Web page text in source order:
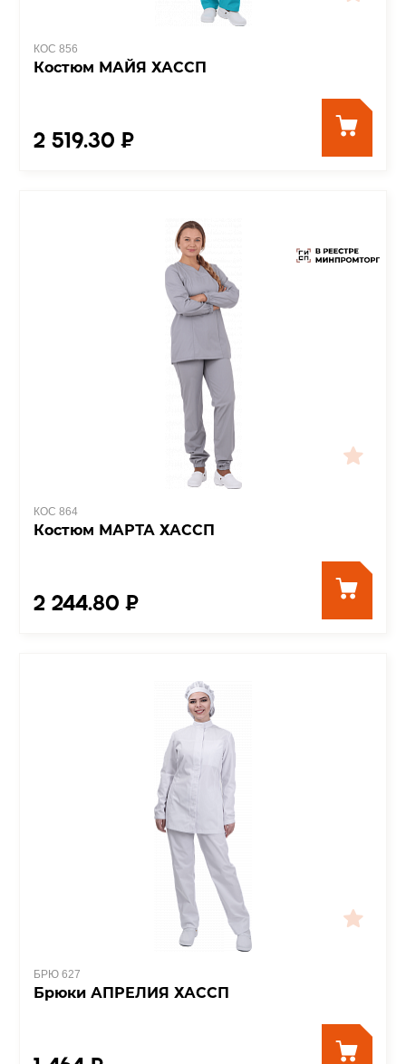
КОС 856
Костюм МАЙЯ ХАССП
2 519.30 ₽
КОС 864
Костюм МАРТА ХАССП
2 244.80 ₽
БРЮ 627
Брюки АПРЕЛИЯ ХАССП